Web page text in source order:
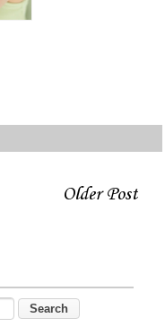
Older Post